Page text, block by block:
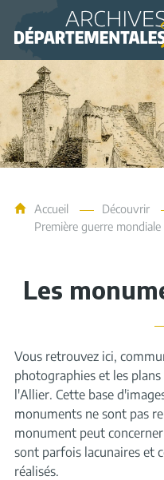
Archives de l'Allier
Accueil Découvrir
Première guerre mondiale
Les
Vous retrouvez ici,
photographies et les
l'Allier. Cette base
monuments ne sont pas
monument peut
sont parfois lacunaires et
réalisés.